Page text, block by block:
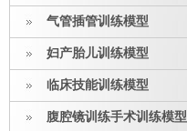
气管插管训练模型
妇产胎儿训练模型
临床技能训练模型
腹腔镜训练手术训练模型